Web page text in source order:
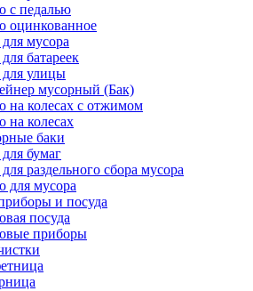
с педалью
оцинкованное
мусора
батареек
улицы
мусорный (Бак)
на колесах с отжимом
на колесах
баки
бумаг
раздельного сбора мусора
для мусора
и посуда
посуда
приборы